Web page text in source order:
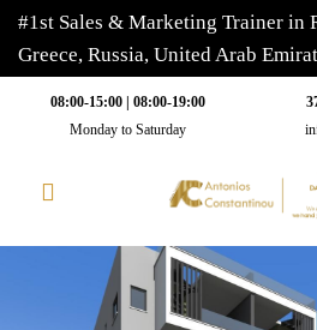
#1st Sales & Marketing Trainer in
Greece, Russia, United Arab
08:00-19:00 | 08:00-15:00
Monday to Saturday